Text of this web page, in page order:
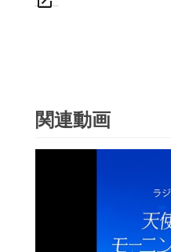
関連動画